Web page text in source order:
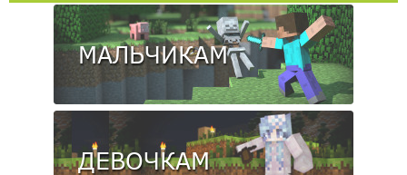
МАЛЬЧИКАМ
ДЕВОЧКАМ